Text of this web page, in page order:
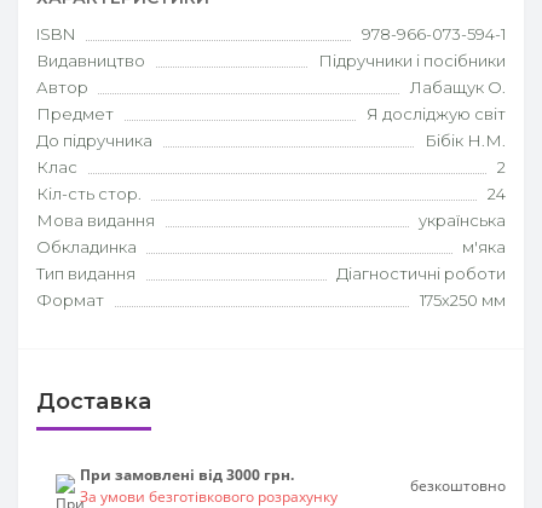
ISBN
978-966-073-594-1
Видавництво
Підручники і посібники
Автор
Лабащук О.
Предмет
Я досліджую світ
До підручника
Бібік Н.М.
Клас
2
Кіл-сть стор.
24
Мова видання
українська
Обкладинка
м'яка
Тип видання
Діагностичні роботи
Формат
175х250 мм
Доставка
При замовлені від 3000 грн.
За умови безготівкового розрахунку
безкоштовно